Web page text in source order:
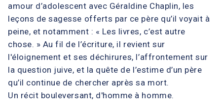
amour d’adolescent avec Géraldine Chaplin, les
leçons de sagesse offerts par ce père qu’il voyait à
peine, et notamment : « Les livres, c’est autre
chose. » Au fil de l’écriture, il revient sur
l'éloignement et ses déchirures, l’affrontement sur
la question juive, et la quête de l’estime d’un père
qu’il continue de chercher après sa mort.
Un récit bouleversant, d'homme à homme.